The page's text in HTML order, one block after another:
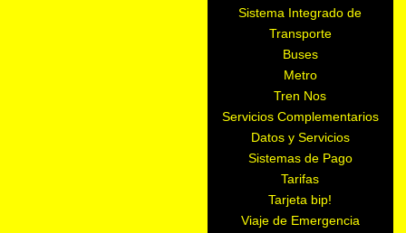
Sistema Integrado de
Transporte
Buses
Metro
Tren Nos
Servicios Complementarios
Datos y Servicios
Sistemas de Pago
Tarifas
Tarjeta bip!
Viaje de Emergencia